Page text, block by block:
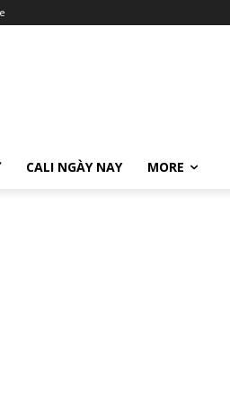
CALI NGÀY NAY MORE